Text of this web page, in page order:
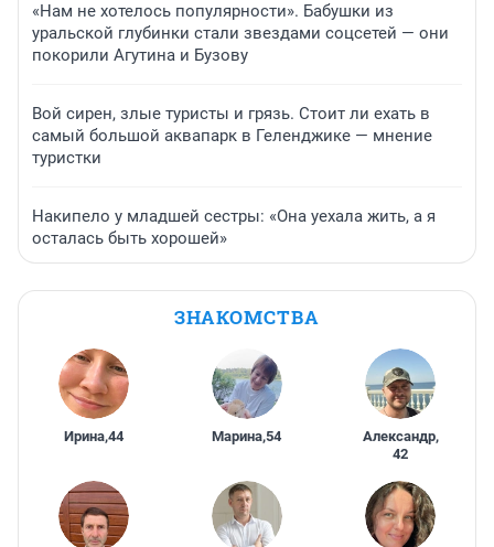
«Нам не хотелось популярности». Бабушки из
уральской глубинки стали звездами соцсетей — они
покорили Агутина и Бузову
Вой сирен, злые туристы и грязь. Стоит ли ехать в
самый большой аквапарк в Геленджике — мнение
туристки
Накипело у младшей сестры: «Она уехала жить, а я
осталась быть хорошей»
ЗНАКОМСТВА
Ирина,44 Марина,54 Александр,
42